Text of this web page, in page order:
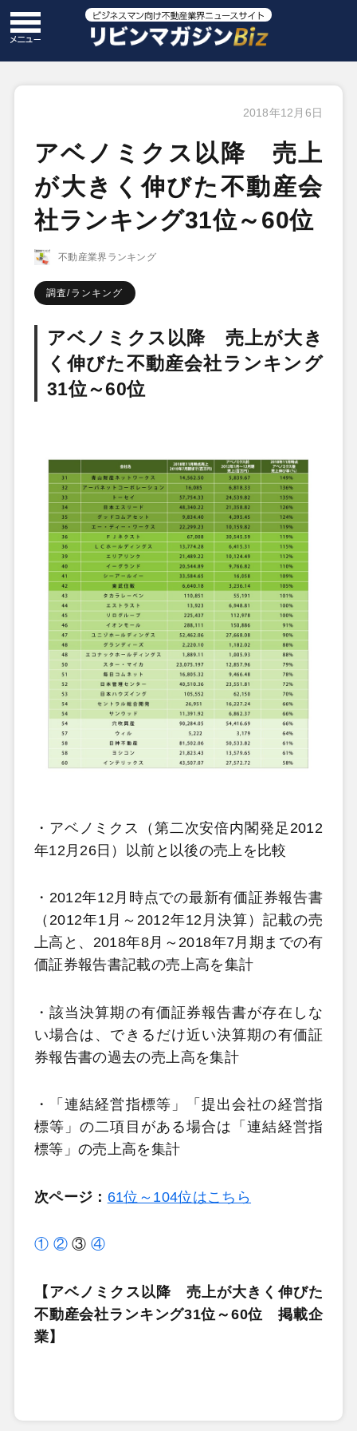
2018年12月6日
アベノミクス以降 売上
が大きく伸びた不動産会
社ランキング31位～60位
不動産業界ランキング
調査/ランキング
アベノミクス以降 売上が大き
く伸びた不動産会社ランキング
31位～60位
・アベノミクス（第二次安倍内閣発足2012
年12月26日）以前と以後の売上を比較
・2012年12月時点での最新有価証券報告書
（2012年1月～2012年12月決算）記載の売
上高と、2018年8月～2018年7月期までの有
価証券報告書記載の売上高を集計
・該当決算期の有価証券報告書が存在しな
い場合は、できるだけ近い決算期の有価証
券報告書の過去の売上高を集計
・「連結経営指標等」「提出会社の経営指
標等」の二項目がある場合は「連結経営指
標等」の売上高を集計
次ページ： 61位～104位はこちら
① ② ③④
【アベノミクス以降 売上が大きく伸びた
不動産会社ランキング31位～60位 掲載企
業】